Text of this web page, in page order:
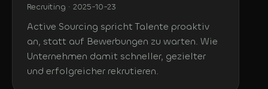
Recruiting · 2025-10-23
Active Sourcing spricht Talente proaktiv
an, statt auf Bewerbungen zu warten. Wie
Unternehmen damit schneller, gezielter
und erfolgreicher rekrutieren.